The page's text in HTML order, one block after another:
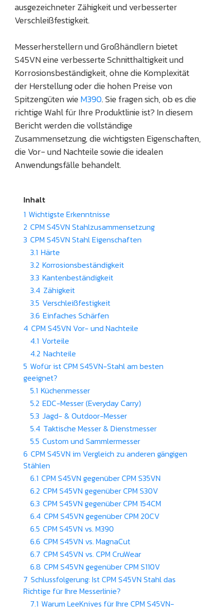
ausgezeichneter Zähigkeit und verbesserter
Verschleißfestigkeit.
Messerherstellern und Großhändlern bietet
S45VN eine verbesserte Schnitthaltigkeit und
Korrosionsbeständigkeit, ohne die Komplexität
der Herstellung oder die hohen Preise von
Spitzengüten wieM390. Sie fragen sich, ob es die
richtige Wahl für Ihre Produktlinie ist? In diesem
Bericht werden die vollständige
Zusammensetzung, die wichtigsten Eigenschaften,
die Vor- und Nachteile sowie die idealen
Anwendungsfälle behandelt.
Inhalt
1 Wichtigste Erkenntnisse
2 CPM S45VN Stahlzusammensetzung
3 CPM S45VN Stahl Eigenschaften
3.1 Härte
3.2 Korrosionsbeständigkeit
3.3 Kantenbeständigkeit
3.4 Zähigkeit
3.5 Verschleißfestigkeit
3.6 Einfaches Schärfen
4 CPM S45VN Vor- und Nachteile
4.1 Vorteile
4.2 Nachteile
5 Wofür ist CPM S45VN-Stahl am besten
geeignet?
5.1 Küchenmesser
5.2 EDC-Messer (Everyday Carry)
5.3 Jagd- & Outdoor-Messer
5.4 Taktische Messer & Dienstmesser
5.5 Custom und Sammlermesser
6 CPM S45VN im Vergleich zu anderen gängigen
Stählen
6.1 CPM S45VN gegenüber CPM S35VN
6.2 CPM S45VN gegenüber CPM S30V
6.3 CPM S45VN gegenüber CPM 154CM
6.4 CPM S45VN gegenüber CPM 20CV
6.5 CPM S45VN vs. M390
6.6 CPM S45VN vs. MagnaCut
6.7 CPM S45VN vs. CPM CruWear
6.8 CPM S45VN gegenüber CPM S110V
7 Schlussfolgerung: Ist CPM S45VN Stahl das
Richtige für Ihre Messerlinie?
7.1 Warum LeeKnives für Ihre CPM S45VN-